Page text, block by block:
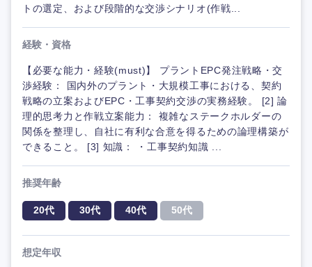
トの選定、および段階的な交渉シナリオ(作戦...
経験・資格
【必要な能力・経験(must)】 プラントEPC発注戦略・交
渉経験： 国内外のプラント・大規模工事における、契約
戦略の立案およびEPC・工事契約交渉の実務経験。 [2] 論
理的思考力と作戦立案能力： 複雑なステークホルダーの
関係を整理し、自社に有利な合意を得るための論理構築が
できること。 [3] 知識： ・工事契約知識 ...
推奨年齢
20代 30代 40代 50代
想定年収